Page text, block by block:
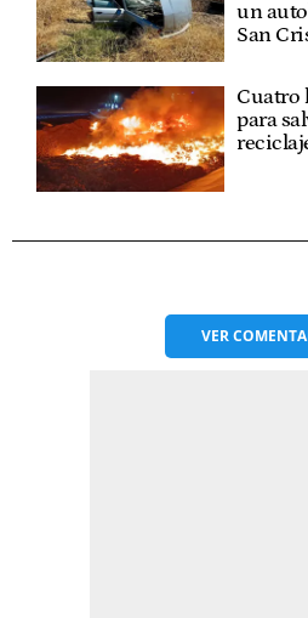
un
San
Cuatro
para
VER